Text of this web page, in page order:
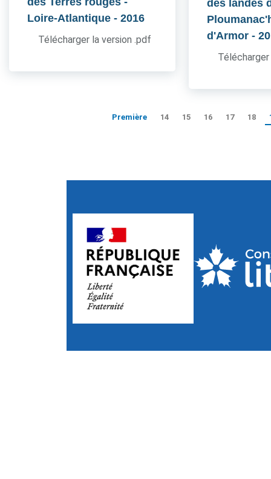
Loire-Atlantique - 2016
Télécharger la version .pdf
des landes
d'Armor -
Première 14 15 16 17 18